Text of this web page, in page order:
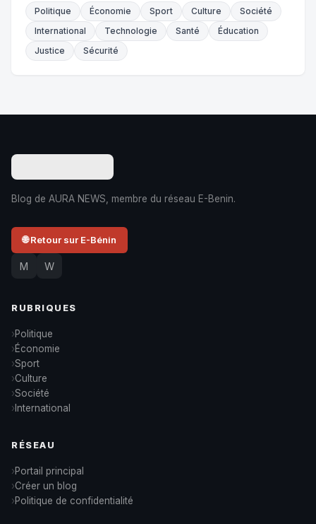
Politique Économie Sport Culture
Société
International
Technologie Santé
Éducation
Justice
Sécurité
Blog de AURA NEWS, membre du réseau E-Benin.
🌐 Retour sur E-Bénin
M W
RUBRIQUES
Politique
Économie
Sport
Culture
Société
International
RÉSEAU
Portail principal
Créer un blog
Politique de confidentialité